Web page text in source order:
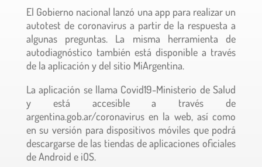
El Gobierno nacional lanzó una app para realizar un
autotest de coronavirus a partir de la respuesta a
algunas preguntas. La misma herramienta de
autodiagnóstico también está disponible a través
de la aplicación y del sitio MiArgentina.
La aplicación se llama Covid19-Ministerio de Salud
y está accesible a través de
argentina.gob.ar/coronavirus en la web, así como
en su versión para dispositivos móviles que podrá
descargarse de las tiendas de aplicaciones oficiales
de Android e iOS.